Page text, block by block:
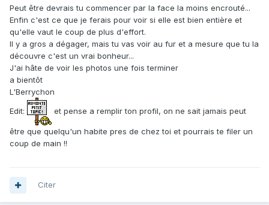
Peut être devrais tu commencer par la face la moins encrouté...
Enfin c'est ce que je ferais pour voir si elle est bien entière et
qu'elle vaut le coup de plus d'effort.
Il y a gros a dégager, mais tu vas voir au fur et a mesure que tu la
découvre c'est un vrai bonheur...
J'ai hâte de voir les photos une fois terminer
a bientôt
L'Berrychon
Edit:
et pense a remplir ton profil, on ne sait jamais peut
être que quelqu'un habite pres de chez toi et pourrais te filer un
coup de main !!
Citer